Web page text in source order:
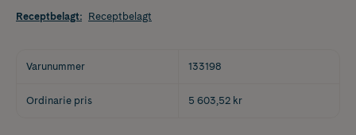
Receptbelagt: Receptbelagt
Varunummer 133198
Ordinarie pris 5 603,52 kr